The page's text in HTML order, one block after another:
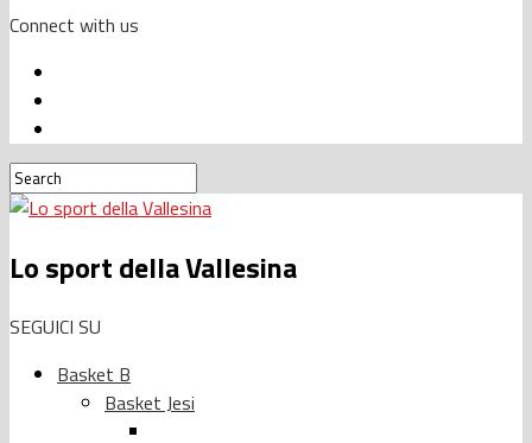
Connect with us
Lo sport della Vallesina
SEGUICI SU
Basket B
Basket Jesi